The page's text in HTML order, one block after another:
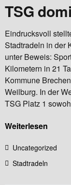
TSG
Eindrucksvoll
Stadtradeln in der
unter Beweis:
Kilometern in 21
Kommune
Weilburg. In der
TSG Platz 1
Weiterlesen
Uncategorized
Stadtradeln